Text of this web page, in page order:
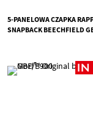
5-PANELOWA CZAPKA
SNAPBACK BEECHFIELD